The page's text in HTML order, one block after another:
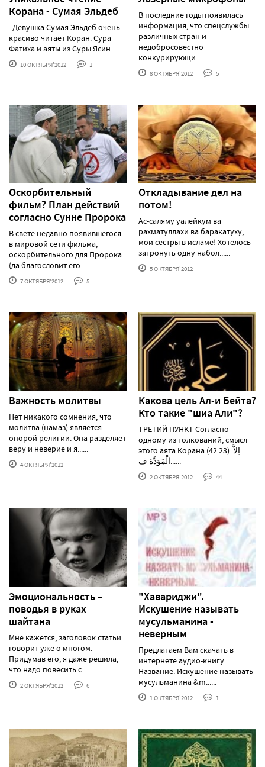
Корана - Сумая Эльдеб
Девушка Сумая Эльдеб очень
красиво читает Коран. Сура
Фатиха и аяты из Суры Ясин.......
10 ОКТЯБРЯ'2012 1
В последние годы появилась
информация, что спецслужбы
различных стран и
недобросовестно
конкурирующи......
8 ОКТЯБРЯ'2012 5
Оскорбительный
фильм? План действий
согласно Сунне Пророка
В свете недавно появившегося
в мировой сети фильма,
оскорбительного для Пророка
(да благословит его ......
7 ОКТЯБРЯ'2012 5
Откладывание дел на
потом!
Ас-саляму уалейкум ва
рахматуллахи ва баракатуху,
мои сестры в исламе! Хотелось
затронуть одну набол......
5 ОКТЯБРЯ'2012
Важность молитвы
Нет никакого сомнения, что
молитва (намаз) является
опорой религии. Она разделяет
веру и неверие и я......
4 ОКТЯБРЯ'2012
Какова цель Ал-и Бейта?
Кто такие "шиа Али"?
ТРЕТИЙ ПУНКТ Согласно
одному из толкований, смысл
этого аята Корана (42:23): اِلاَّ
الْمَوَدَّةَ ف......
2 ОКТЯБРЯ'2012 44
Эмоциональность –
поводья в руках
шайтана
Мне кажется, заголовок статьи
говорит уже о многом.
Придумав его, я даже решила,
что надо повесить с......
2 ОКТЯБРЯ'2012 6
"Хавариджи".
Искушение называть
мусульманина -
неверным
Предлагаем Вам скачать в
интернете аудио-книгу:
Название: Искушение называть
мусульманина &m......
1 ОКТЯБРЯ'2012 1